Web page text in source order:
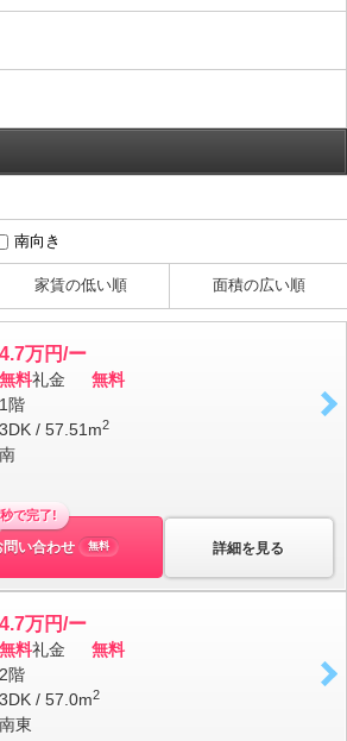
南向き
家賃の低い順 面積の広い順
4.7万円/ー
無料礼金
無料
1階
3DK / 57.51m2
南
詳細を見る
で完了!
い合わせ 無料
4.7万円/ー
無料礼金
無料
2階
3DK / 57.0m2
南東